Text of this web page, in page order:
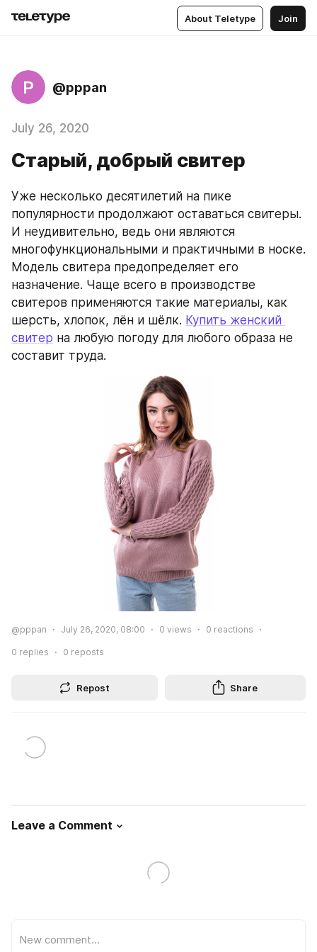
About Teletype Join
P @pppan
July 26, 2020
Старый, добрый свитер
Уже несколько десятилетий на пике
популярности продолжают оставаться свитеры.
И неудивительно, ведь они являются
многофункциональными и практичными в носке.
Модель свитера предопределяет его
назначение. Чаще всего в производстве
свитеров применяются такие материалы, как
шерсть, хлопок, лён и шёлк. Купить женский
свитер на любую погоду для любого образа не
составит труда.
@pppan July 26, 2020, 08:00 0 views 0 reactions
0 replies 0 reposts
Repost Share
Leave a Comment